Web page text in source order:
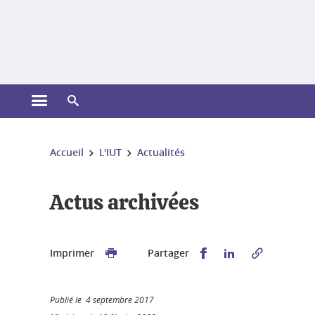
Ouvrir le menu principal
Vous êtes ici :
Accueil L'IUT Actualités
Actus archivées
Imprimer Partager Partager surPartager sur
Publié le 4 septembre 2017